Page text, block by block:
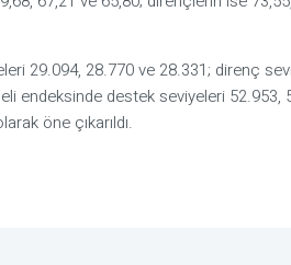
29.094, 28.770 ve 28.331; direnç
endeksinde destek seviyeleri 52.953,
öne çıkarıldı.